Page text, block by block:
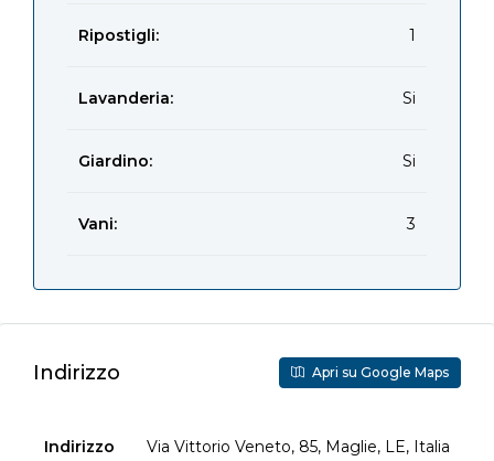
Ripostigli: 1
Lavanderia: Si
Giardino: Si
Vani: 3
Indirizzo Apri su Google Maps
Indirizzo Via Vittorio Veneto, 85, Maglie, LE, Italia